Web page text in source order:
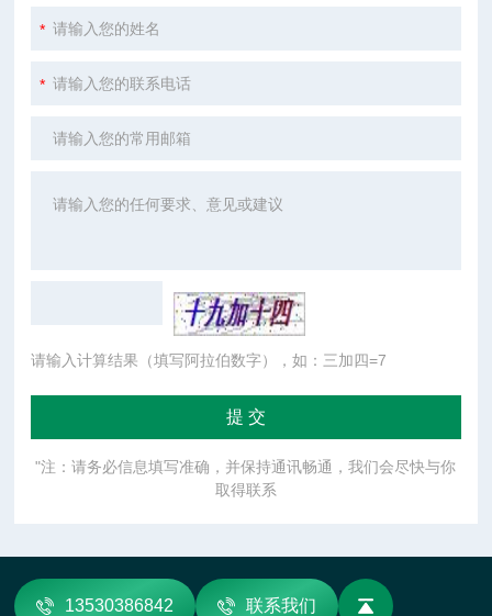
请输入计算结果（填写阿拉伯数字），如：三加四=7
"注：请务必信息填写准确，并保持通讯畅通，我们会尽快与你
取得联系
13530386842 联系我们